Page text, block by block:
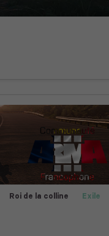
Roi de la colline
Exile